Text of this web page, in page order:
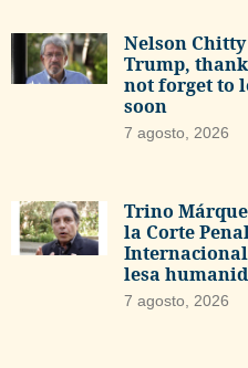
Nelson Chitty
Trump,
not forget to
soon
7 agosto, 2026
Trino
la Corte
lesa
7 agosto, 2026